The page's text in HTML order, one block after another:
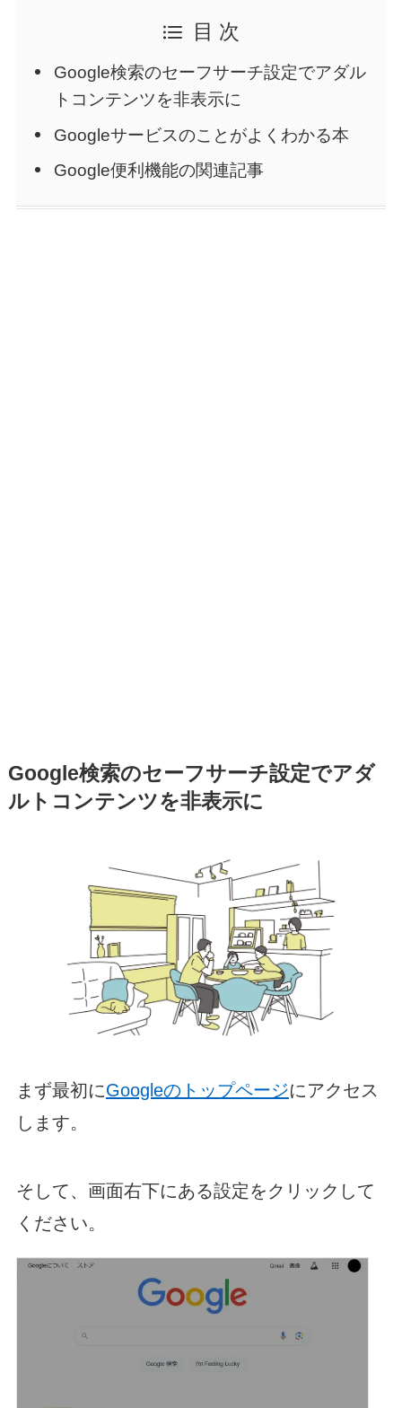
目 次
Google検索のセーフサーチ設定でアダル
トコンテンツを非表示に
Googleサービスのことがよくわかる本
Google便利機能の関連記事
Google検索のセーフサーチ設定でアダ
ルトコンテンツを非表示に
まず最初にGoogleのトップページにアクセス
します。
そして、画面右下にある設定をクリックして
ください。